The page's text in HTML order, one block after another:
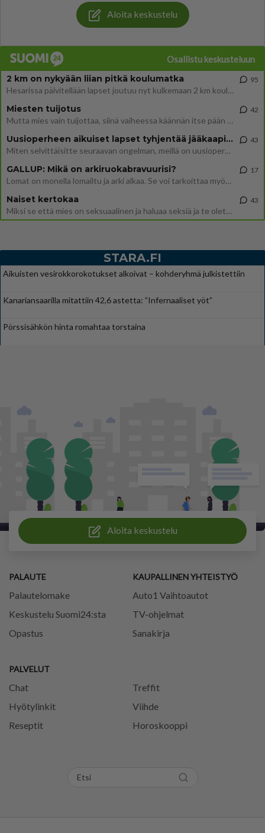
Aloita keskustelu
Osallistu keskusteluun
2 km on nykyään liian pitkä koulumatka
Hesarissa päivitellään lapset joutuu nyt kulkemaan 2 km kouluun jösses. Ruostefillarilla tuo matka menee vaikka miten äk
95
Miesten tuijotus
Mutta mies vain tuijottaa, siinä vaiheessa käännän itse pään pois. Mikä juttu? Yleensä jos joku tuijottaa tai katsoo, hä
42
Uusioperheen aikuiset lapset tyhjentää jääkaapin käydessään
Miten selvittäisitte seuraavan ongelman, meillä on uusioperhe, minulla teini-ikäiset lapset ja puolisolla aikuiset, jotk
43
GALLUP: Mikä on arkiruokabravuurisi?
Lomat on monella lomailtu ja arki alkaa. Se voi tarkoittaa myös sitä, että grillailut on grillattu ja palataan arjen ruo
17
Naiset kertokaa
Miksi se että mies on seksuaalinen ja haluaa seksiä ja te olette hänen mielestänne haluttava on vastenmielistä? Mikä sii
43
STARA.FI
Aikuisten vesirokkorokotukset alkoivat – kohderyhmä julkistettiin
Kanariansaarilla mitattiin 42,6 astetta: ”Infernaaliset yöt”
Pörssisähkön hinta romahtaa torstaina
Aloita keskustelu
PALAUTE
Palautelomake
Keskustelu Suomi24:sta
Opastus
PALVELUT
Chat
Treffit
Hyötylinkit
Viihde
Reseptit
Horoskooppi
KAUPALLINEN YHTEISTYÖ
Auto1 Vaihtoautot
TV-ohjelmat
Sanakirja